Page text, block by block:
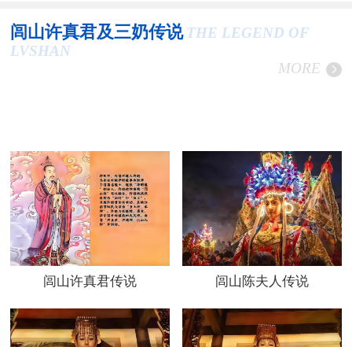
闾山许真君及三奶传说 THE LEGEND OF
LVSHAN
MORE
闾山许真君传说 闾山陈夫人传说